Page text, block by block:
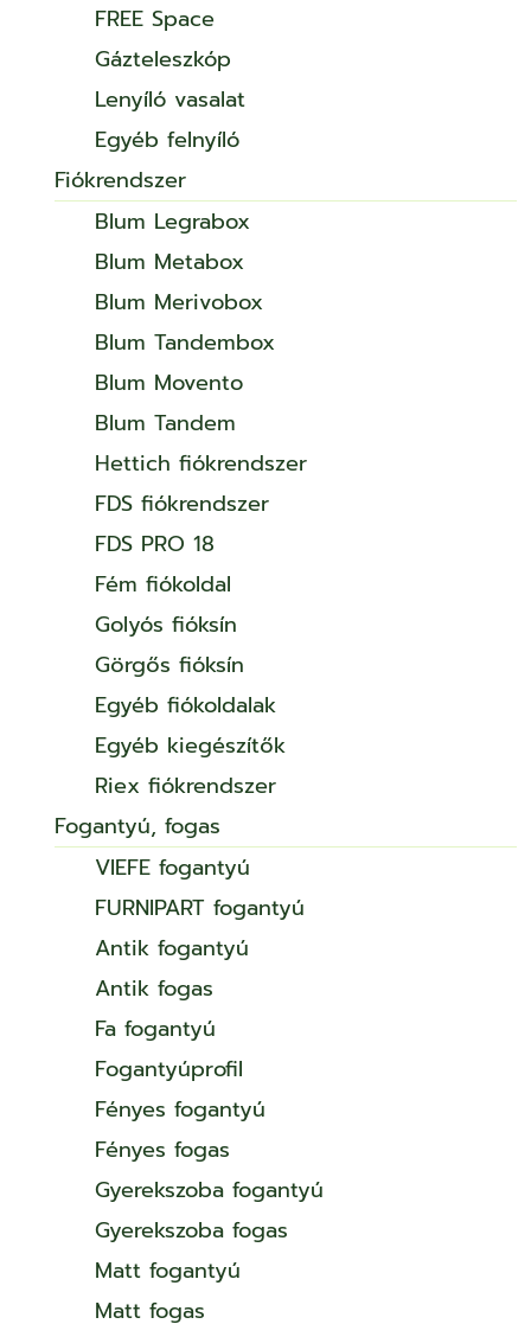
FREE Space
Gázteleszkóp
Lenyíló vasalat
Egyéb felnyíló
Fiókrendszer
Blum Legrabox
Blum Metabox
Blum Merivobox
Blum Tandembox
Blum Movento
Blum Tandem
Hettich fiókrendszer
FDS fiókrendszer
FDS PRO 18
Fém fiókoldal
Golyós fióksín
Görgős fióksín
Egyéb fiókoldalak
Egyéb kiegészítők
Riex fiókrendszer
Fogantyú, fogas
VIEFE fogantyú
FURNIPART fogantyú
Antik fogantyú
Antik fogas
Fa fogantyú
Fogantyúprofil
Fényes fogantyú
Fényes fogas
Gyerekszoba fogantyú
Gyerekszoba fogas
Matt fogantyú
Matt fogas